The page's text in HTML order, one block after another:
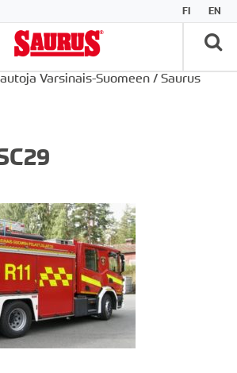
FI EN
Varsinais-Suomeen / Saurus